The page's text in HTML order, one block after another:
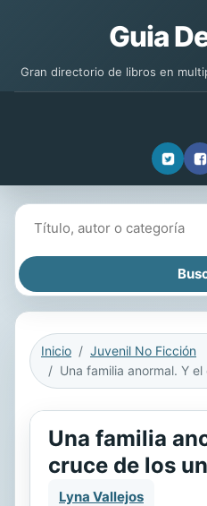
Guia
Gran directorio de libros en
Inicio
Juvenil No Ficción
Una familia
cruce de los
Lyna Vallejos